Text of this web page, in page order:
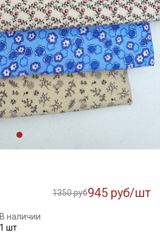
1350 руб945 руб/шт
В наличии
1 шт